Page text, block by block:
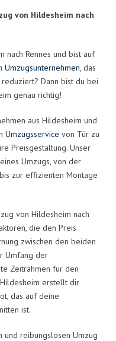
von Hildesheim nach
nach Rennes und bist auf
Umzugsunternehmen, das
Dann bist du bei
genau richtig!
aus Hildesheim und
Umzugsservice von Tür zu
Preisgestaltung. Unser
Umzugs, von der
zur effizienten Montage
von Hildesheim nach
die den Preis
zwischen den beiden
Umfang der
Zeitrahmen für den
erstellt dir
das auf deine
ist.
reibungslosen Umzug